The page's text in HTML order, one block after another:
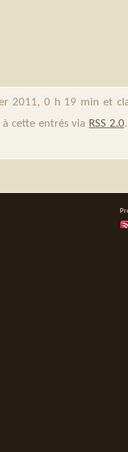
2011, 0 h 19 min et
cette entrés via RSS 2.0